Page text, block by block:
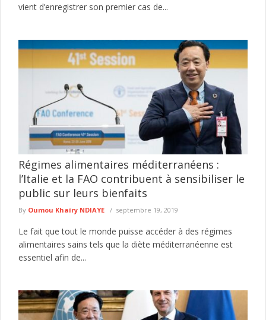
vient d’enregistrer son premier cas de...
Régimes alimentaires méditerranéens :
l’Italie et la FAO contribuent à sensibiliser le
public sur leurs bienfaits
By Oumou Khaïry NDIAYE septembre 19, 2019
Le fait que tout le monde puisse accéder à des régimes
alimentaires sains tels que la diète méditerranéenne est
essentiel afin de...